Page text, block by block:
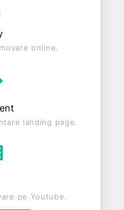
online.
landing page.
pe Youtube.